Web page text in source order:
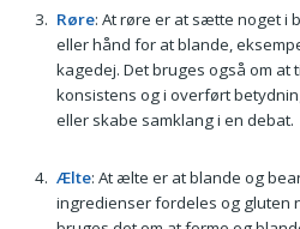
Røre: At røre er at sætte noget i
eller hånd for at blande,
kagedej. Det bruges også om
konsistens og i overført
eller skabe samklang i en debat.
Ælte: At ælte er at blande og
ingredienser fordeles og gluten